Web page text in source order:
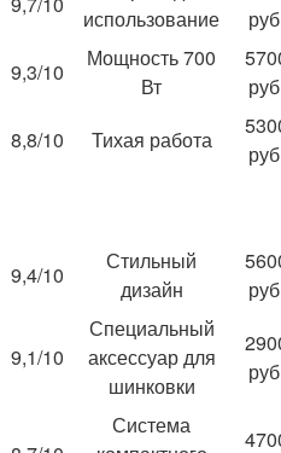
использование
9,3/10
Мощность 700
Вт
8,8/10 Тихая работа
9,4/10
Стильный
дизайн
9,1/10
Специальный
аксессуар для
шинковки
Система